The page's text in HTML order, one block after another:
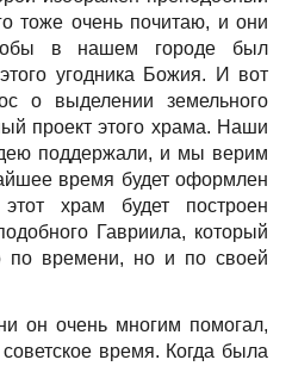
тоже очень почитаю, и они
в нашем городе был
угодника Божия. И вот
о выделении земельного
проект этого храма. Наши
поддержали, и мы верим
время будет оформлен
храм будет построен
Гавриила, который
по времени, но и по своей
он очень многим помогал,
время. Когда была